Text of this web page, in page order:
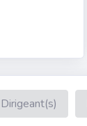
Dirigeant(s)